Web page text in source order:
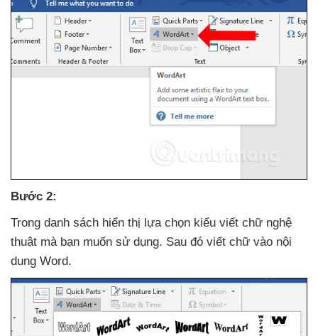
Bước 2:
Trong danh sách hiển thị lựa chọn kiểu viết chữ nghệ
thuật mà bạn muốn sử dụng. Sau đó viết chữ vào nội
dung Word.